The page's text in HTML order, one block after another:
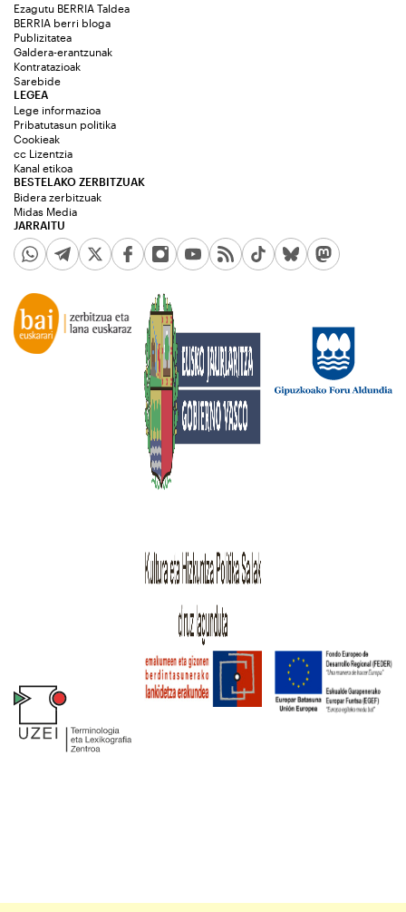
Ezagutu BERRIA Taldea
BERRIA berri bloga
Publizitatea
Galdera-erantzunak
Kontratazioak
Sarebide
JARRAITU
LEGEA
Lege informazioa
Pribatutasun politika
Cookieak
cc Lizentzia
Kanal etikoa
BESTELAKO ZERBITZUAK
Bidera zerbitzuak
Midas Media